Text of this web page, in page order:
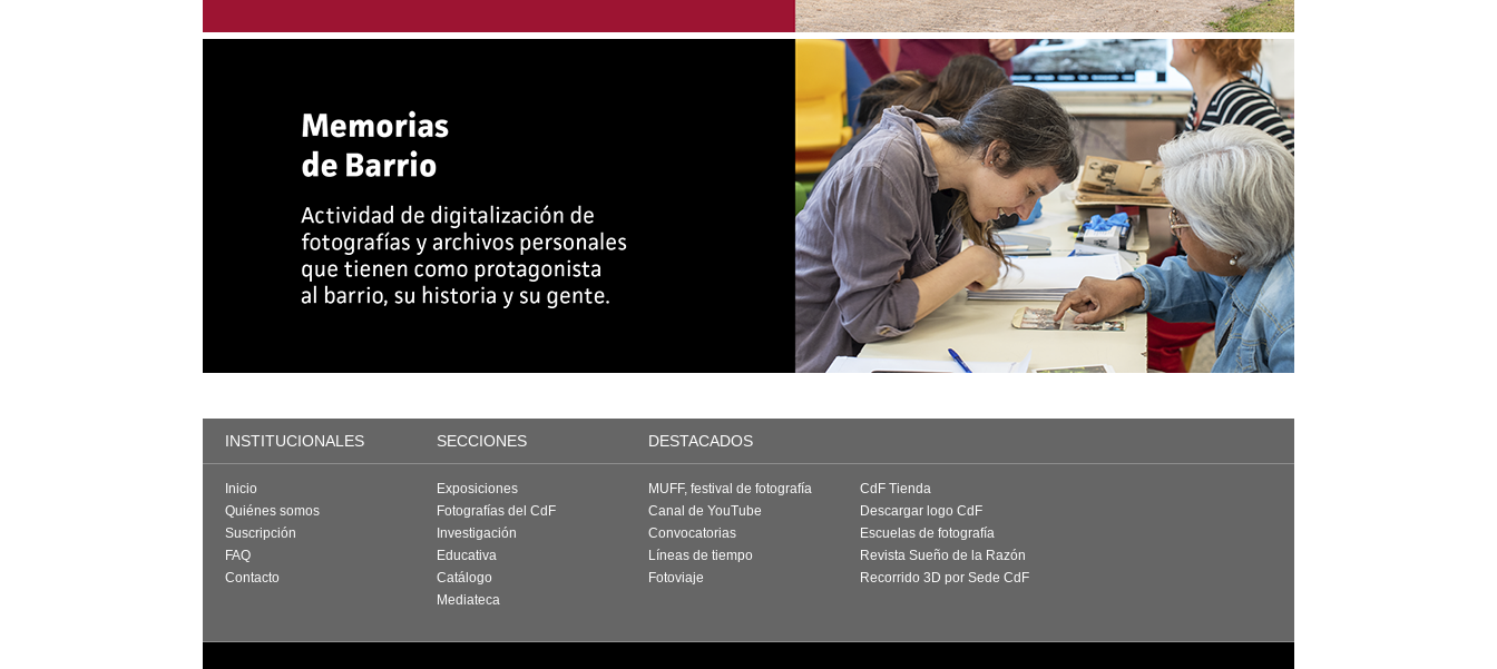
INSTITUCIONALES SECCIONES DESTACADOS
Inicio
Quiénes somos
Suscripción
FAQ
Contacto
Exposiciones
Fotografías del CdF
Investigación
Educativa
Catálogo
Mediateca
MUFF, festival de fotografía
Canal de YouTube
Convocatorias
Líneas de tiempo
Fotoviaje
CdF Tienda
Descargar logo CdF
Escuelas de fotografía
Revista Sueño de la Razón
Recorrido 3D por Sede CdF